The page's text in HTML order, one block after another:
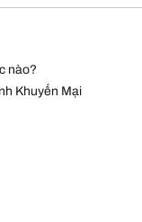
nào?
Khuyến Mại